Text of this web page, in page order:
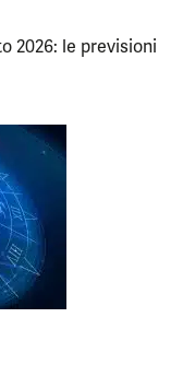
2026: le previsioni